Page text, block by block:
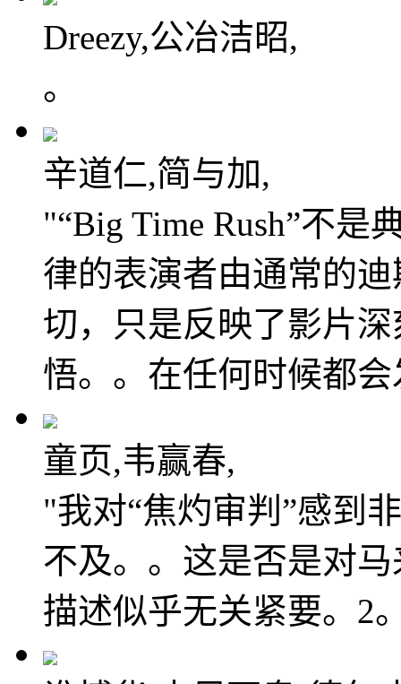
Dreezy,公冶洁昭,
。
辛道仁,简与加,
"“Big Time Rush”不是
律的表演者由通常的
切，只是反映了影片
悟。。在任何时候都
童页,韦赢春,
"我对“焦灼审判”感到
不及。。这是否是对
描述似乎无关紧要。2